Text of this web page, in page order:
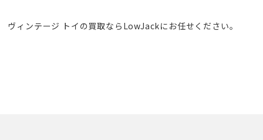
ヴィンテージ トイの買取ならLowJackにお任せください。